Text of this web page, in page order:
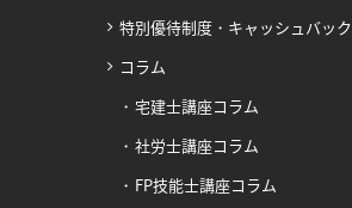
特別優待制度・キャッシュバック
コラム
宅建士講座コラム
社労士講座コラム
FP技能士講座コラム